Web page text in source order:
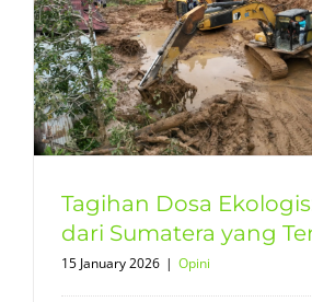
Tagihan Dosa
dari Sumatera yang
15 January 2026 | Opini